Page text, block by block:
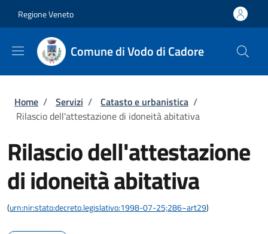
Regione Veneto
Comune di Vodo di Cadore
Briciole di pane
Home / Servizi / Catasto e urbanistica /
Rilascio dell'attestazione di idoneità abitativa
Rilascio dell'attestazione
di idoneità abitativa
(urn:nir:stato:decreto.legislativo:1998-07-25;286~art29)